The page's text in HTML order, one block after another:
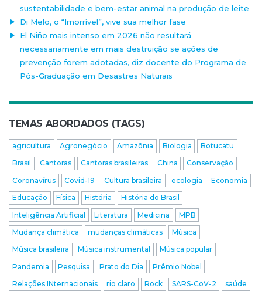
sustentabilidade e bem-estar animal na produção de leite
Di Melo, o “Imorrível”, vive sua melhor fase
El Niño mais intenso em 2026 não resultará
necessariamente em mais destruição se ações de
prevenção forem adotadas, diz docente do Programa de
Pós-Graduação em Desastres Naturais
TEMAS ABORDADOS (TAGS)
agricultura Agronegócio Amazônia Biologia
Botucatu
Brasil
Cantoras Cantoras brasileiras China
Conservação
Coronavírus
Covid-19 Cultura brasileira ecologia
Economia
Educação
Física História
História do Brasil
Inteligência Artificial
Literatura Medicina
MPB
Mudança climática
mudanças climáticas
Música
Música brasileira
Música instrumental
Música popular
Pandemia
Pesquisa Prato do Dia
Prêmio Nobel
Relações INternacionais
rio claro Rock SARS-CoV-2
saúde